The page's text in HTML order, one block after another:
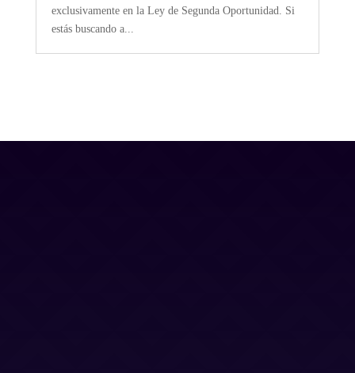
exclusivamente en la Ley de Segunda Oportunidad. Si
estás buscando a...